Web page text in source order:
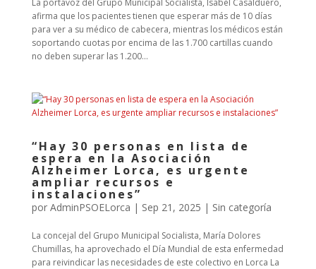
La portavoz del Grupo Municipal Socialista, Isabel Casalduero,
afirma que los pacientes tienen que esperar más de 10 días
para ver a su médico de cabecera, mientras los médicos están
soportando cuotas por encima de las 1.700 cartillas cuando
no deben superar las 1.200...
“Hay 30 personas en lista de
espera en la Asociación
Alzheimer Lorca, es urgente
ampliar recursos e
instalaciones”
por AdminPSOELorca | Sep 21, 2025 | Sin categoría
La concejal del Grupo Municipal Socialista, María Dolores
Chumillas, ha aprovechado el Día Mundial de esta enfermedad
para reivindicar las necesidades de este colectivo en Lorca La